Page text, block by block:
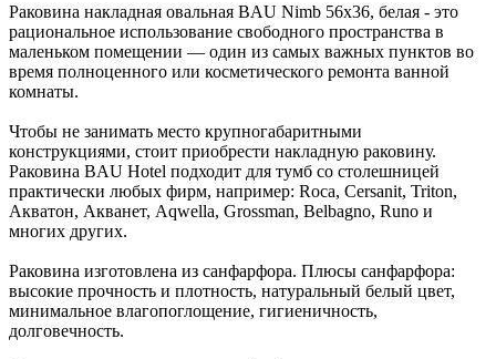
Раковина накладная овальная BAU Nimb 56х36, белая - это
рациональное использование свободного пространства в
маленьком помещении — один из самых важных пунктов во
время полноценного или косметического ремонта ванной
комнаты.
Чтобы не занимать место крупногабаритными
конструкциями, стоит приобрести накладную раковину.
Раковина BAU Hotel подходит для тумб со столешницей
практически любых фирм, например: Roca, Cersanit, Triton,
Акватон, Акванет, Aqwella, Grossman, Belbagno, Runo и
многих других.
Раковина изготовлена из санфарфора. Плюсы санфарфора:
высокие прочность и плотность, натуральный белый цвет,
минимальное влагопоглощение, гигиеничность,
долговечность.